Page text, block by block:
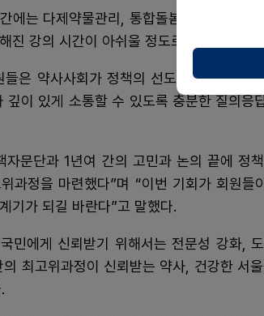
에는 다제약물관리, 통합돌봄, 전문약사,
진 강의 시간이 아쉬울 정도로 뜨거운 열기
들은 약사사회가 정책의 선도자가 될 수 있
깊이 있게 소통할 수 있도록 충분한 질의응
자문단과 1년여 간의 고민과 논의 끝에 정
과정을 마련했다”며 “이번 기회가 회원들
기가 되길 바란다”고 말했다.
민에게 신뢰받기 위해서는 전문성 강화,
의 최고위과정이 신뢰받는 약사, 건강한 서